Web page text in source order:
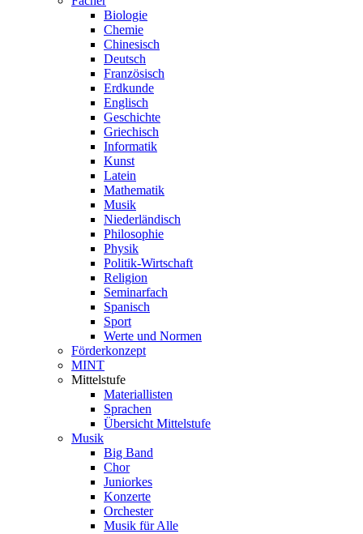
Biologie
Chemie
Chinesisch
Deutsch
Französisch
Erdkunde
Englisch
Geschichte
Griechisch
Informatik
Kunst
Latein
Mathematik
Musik
Niederländisch
Philosophie
Physik
Politik-Wirtschaft
Religion
Seminarfach
Spanisch
Sport
Werte und Normen
Förderkonzept
MINT
Mittelstufe
Materiallisten
Sprachen
Übersicht Mittelstufe
Musik
Big Band
Chor
Juniorkes
Konzerte
Orchester
Musik für Alle